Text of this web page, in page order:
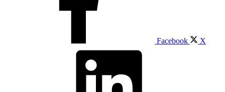
Facebook X